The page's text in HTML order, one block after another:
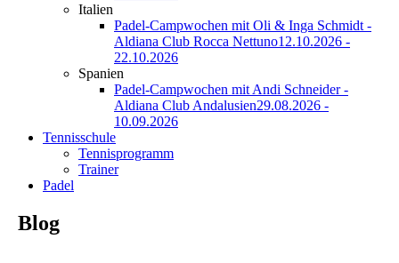
Italien
Padel-Campwochen mit Oli & Inga Schmidt -
Aldiana Club Rocca Nettuno12.10.2026 -
22.10.2026
Spanien
Padel-Campwochen mit Andi Schneider -
Aldiana Club Andalusien29.08.2026 -
10.09.2026
Tennisschule
Tennisprogramm
Trainer
Padel
Blog